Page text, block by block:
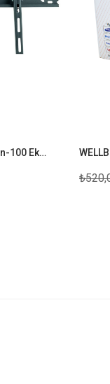
TV Askı Aparatı 32"-40" 82 Ekran-100 Ekran Arası